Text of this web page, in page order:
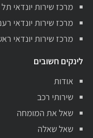
מרכז שירות יונדאי
מרכז שירות יונדאי
מרכז שירות יונדאי
לינקים חשובים
אודות
שירותי רכב
שאל את המומחה
שאל שאלה